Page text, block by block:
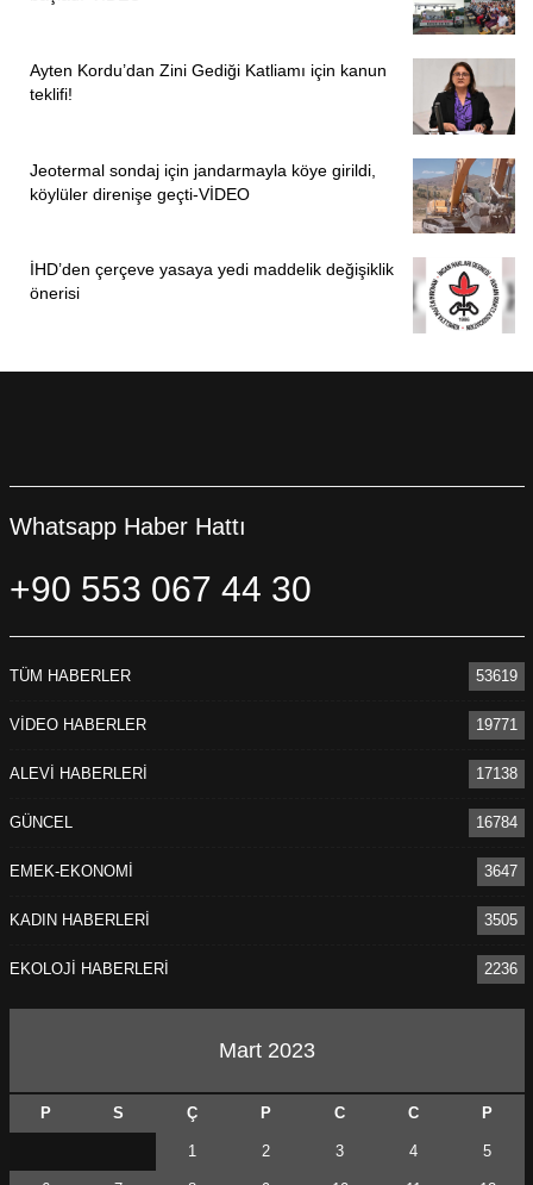
Ayten Kordu’dan Zini Gediği Katliamı için kanun
teklifi!
Jeotermal sondaj için jandarmayla köye girildi,
köylüler direnişe geçti-VİDEO
İHD’den çerçeve yasaya yedi maddelik değişiklik
önerisi
Whatsapp Haber Hattı
+90 553 067 44 30
TÜM HABERLER 53619
VİDEO HABERLER 19771
ALEVİ HABERLERİ 17138
GÜNCEL 16784
EMEK-EKONOMİ 3647
KADIN HABERLERİ 3505
EKOLOJİ HABERLERİ 2236
Mart 2023
P S Ç P C C P
1 2 3 4 5